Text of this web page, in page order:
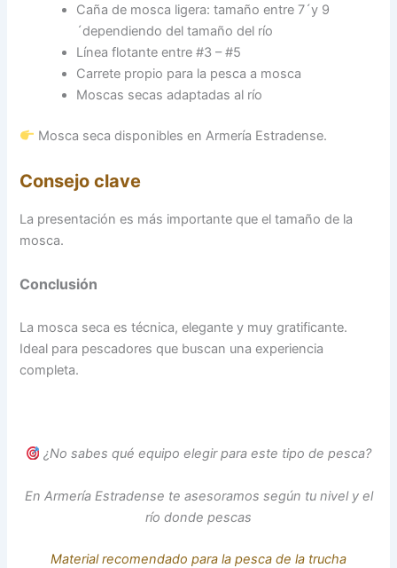
Caña de mosca ligera: tamaño entre 7´y 9
´dependiendo del tamaño del río
Línea flotante entre #3 – #5
Carrete propio para la pesca a mosca
Moscas secas adaptadas al río
Mosca seca disponibles en Armería Estradense.
Consejo clave
La presentación es más importante que el tamaño de la
mosca.
Conclusión
La mosca seca es técnica, elegante y muy gratificante.
Ideal para pescadores que buscan una experiencia
completa.
¿No sabes qué equipo elegir para este tipo de pesca?
En Armería Estradense te asesoramos según tu nivel y el
río donde pescas
Material recomendado para la pesca de la trucha